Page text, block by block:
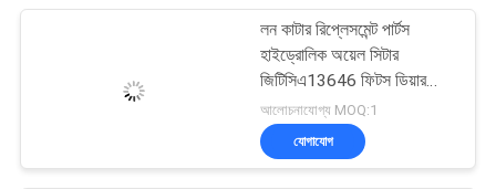
লন কাটার রিপ্লেসমেন্ট পার্টস
হাইড্রোলিক অয়েল সিটার
জিটিসিএ13646 ফিটস ডিয়ার
লাইটওয়ে ফায়ারওয়ে কাটার
আলোচনাযোগ্য MOQ:1
যোগাযোগ